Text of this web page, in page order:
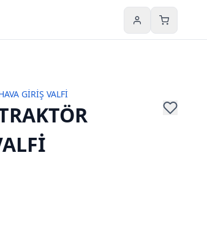
HesabımSepetim
GİRİŞ VALFİ